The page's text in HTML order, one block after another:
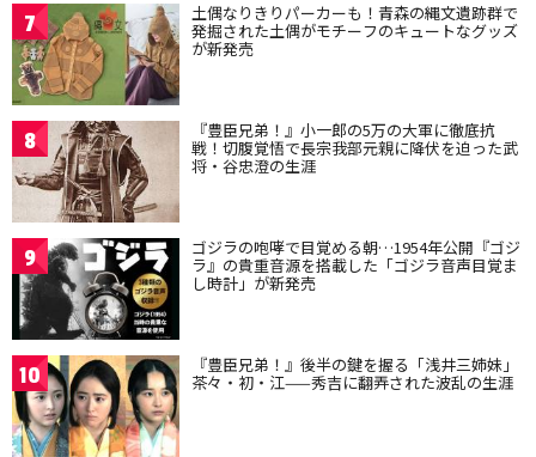
7 土偶なりきりパーカーも！青森の縄文遺跡群で
発掘された土偶がモチーフのキュートなグッズ
が新発売
8 『豊臣兄弟！』小一郎の5万の大軍に徹底抗
戦！切腹覚悟で長宗我部元親に降伏を迫った武
将・谷忠澄の生涯
9 ゴジラの咆哮で目覚める朝…1954年公開『ゴジ
ラ』の貴重音源を搭載した「ゴジラ音声目覚ま
し時計」が新発売
10 『豊臣兄弟！』後半の鍵を握る「浅井三姉妹」
茶々・初・江——秀吉に翻弄された波乱の生涯